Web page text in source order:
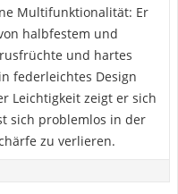
Multifunktionalität: Er
halbfestem und
und hartes
federleichtes Design
Leichtigkeit zeigt er sich
sich problemlos in der
zu verlieren.